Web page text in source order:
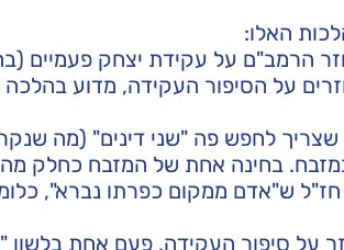
האלו:
הרמב"ם על עקידת יצחק פעמיים
על הסיפור העקידה, מדוע
לחפש פה "שני דינים" (מה
במזבח. בחינה אחת של המזבח כחלק
ש"אדם ממקום כפרתו נברא",
על סיפור העקידה, פעם אחת בלשון